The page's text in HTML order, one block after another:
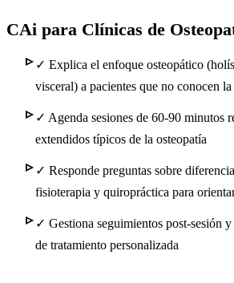
CAi para Clínicas de
✓ Explica el enfoque osteopático
visceral) a pacientes que no conocen
✓ Agenda sesiones de 60-90 minutos
extendidos típicos de la osteopatía
✓ Responde preguntas sobre
fisioterapia y quiropráctica para
✓ Gestiona seguimientos post-sesión
de tratamiento personalizada